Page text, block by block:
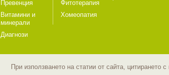
Превенция
Витамини и
минерали
Диагнози
Фитотерапия
Хомеопатия
При използването на статии от сайта,